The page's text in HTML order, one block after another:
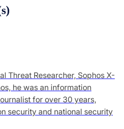
Threat Researcher, Sophos X-
he was an information
for over 30 years,
security and national security